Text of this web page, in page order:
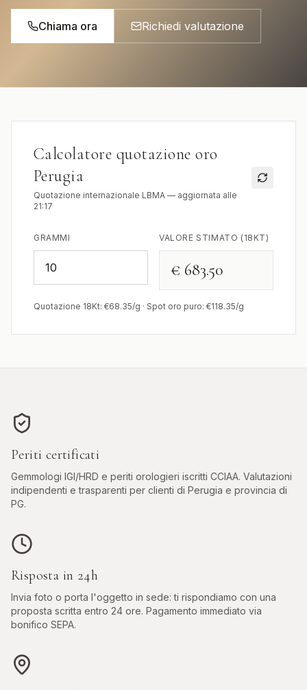
Chiama ora Richiedi valutazione
Calcolatore quotazione oro
Perugia
Quotazione internazionale LBMA — aggiornata alle
21:17
GRAMMI VALORE STIMATO (18KT)
€ 683.50
Quotazione 18Kt: €68.35/g · Spot oro puro: €118.35/g
Periti certificati
Gemmologi IGI/HRD e periti orologieri iscritti CCIAA. Valutazioni
indipendenti e trasparenti per clienti di Perugia e provincia di
PG.
Risposta in 24h
Invia foto o porta l'oggetto in sede: ti rispondiamo con una
proposta scritta entro 24 ore. Pagamento immediato via
bonifico SEPA.